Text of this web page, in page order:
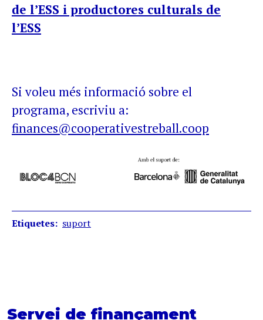
de l’ESS i productores culturals de
l’ESS
Si voleu més informació sobre el
programa, escriviu a:
finances@cooperativestreball.coop
Etiquetes suport
Servei de finançament